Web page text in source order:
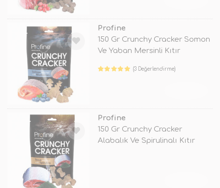
Profine
150 Gr Crunchy Cracker Somon
Ve Yaban Mersinli Kıtır
(3 Değerlendirme)
Profine
150 Gr Crunchy Cracker
Alabalık Ve Spirulinalı Kıtır